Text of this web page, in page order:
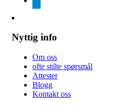
Nyttig info
Om oss
ofte stilte spørsmål
Attester
Blogg
Kontakt oss